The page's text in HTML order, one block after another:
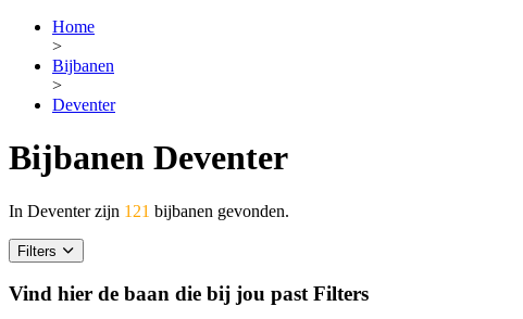
Home
>
Bijbanen
>
Deventer
Bijbanen Deventer
In Deventer zijn 121 bijbanen gevonden.
Filters
Vind hier de baan die bij jou past Filters